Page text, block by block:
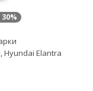
30%
Hyundai Elantra